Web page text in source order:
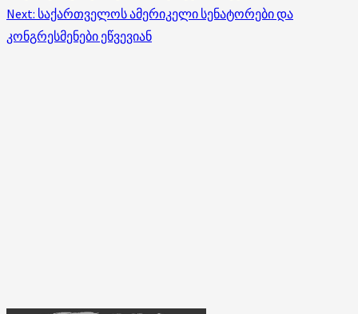
Next: საქართველოს ამერიკელი სენატორები და
კონგრესმენები ეწვევიან